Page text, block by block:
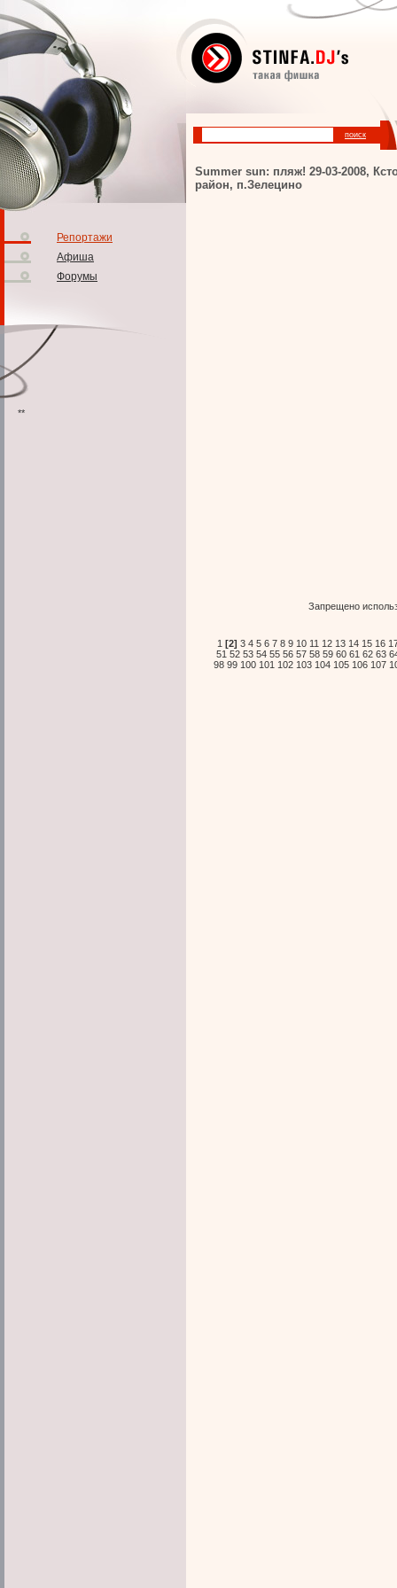
Репортажи
Афиша
Форумы
**
Summer sun: пляж! 29-03-2008,
район, п.Зелецино
Запрещено
1 [2] 3 4 5 6 7 8 9 10 11 12 13 14 15 16
51 52 53 54 55 56 57 58 59 60 61 62 63
98 99 100 101 102 103 104 105 106 107